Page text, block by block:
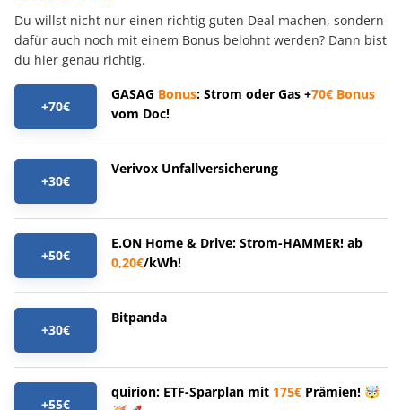
Du willst nicht nur einen richtig guten Deal machen, sondern
dafür auch noch mit einem Bonus belohnt werden? Dann bist
du hier genau richtig.
+70€
GASAG Bonus: Strom oder Gas +70€ Bonus
vom Doc!
+30€
Verivox Unfallversicherung
+50€
E.ON Home & Drive: Strom-HAMMER! ab
0,20€/kWh!
+30€
Bitpanda
+55€
quirion: ETF-Sparplan mit 175€ Prämien! 🤯